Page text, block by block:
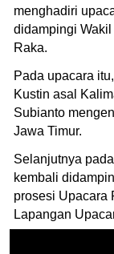
menghadiri
didampingi
Raka.
Pada upacara
Kustin asal
Subianto
Jawa Timur.
Selanjutnya
kembali
prosesi Upacara
Lapangan